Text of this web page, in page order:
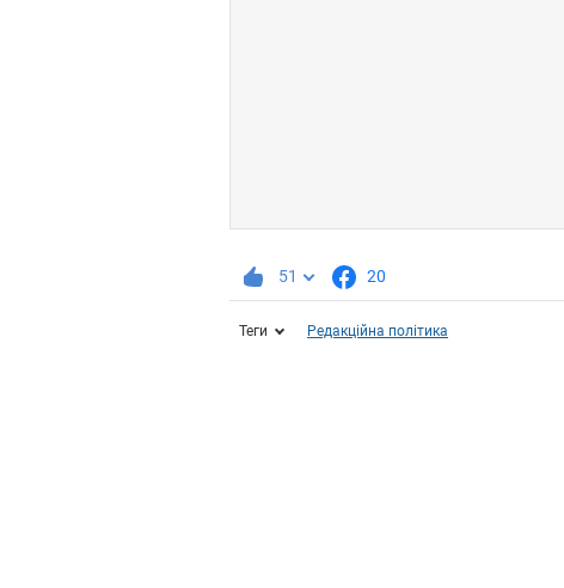
51 20
Теги Редакційна політика